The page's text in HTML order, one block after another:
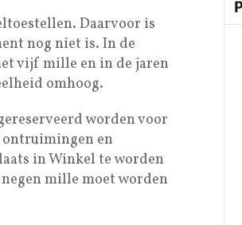
Daarvoor is
nog niet is. In de
vijf mille en in de jaren
omhoog.
worden voor
en
in Winkel te worden
mille moet worden